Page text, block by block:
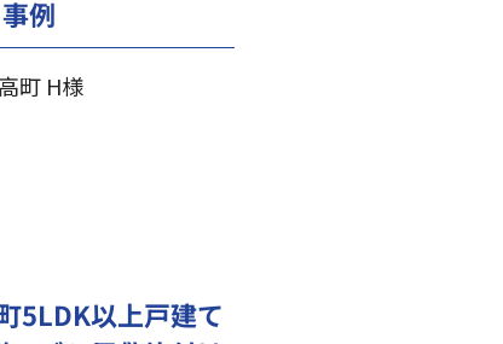
事例
町 H様
5LDK以上戸建て